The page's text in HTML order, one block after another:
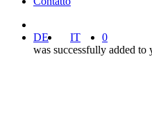
DE
IT
0
was successfully added to